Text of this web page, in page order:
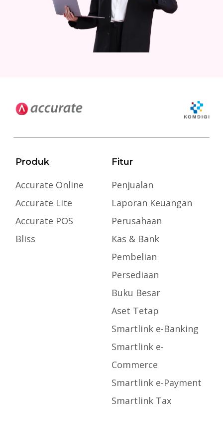
Produk
Accurate Online
Accurate Lite
Accurate POS
Bliss
Fitur
Penjualan
Laporan Keuangan
Perusahaan
Kas & Bank
Pembelian
Persediaan
Buku Besar
Aset Tetap
Smartlink e-Banking
Smartlink e-
Commerce
Smartlink e-Payment
Smartlink Tax